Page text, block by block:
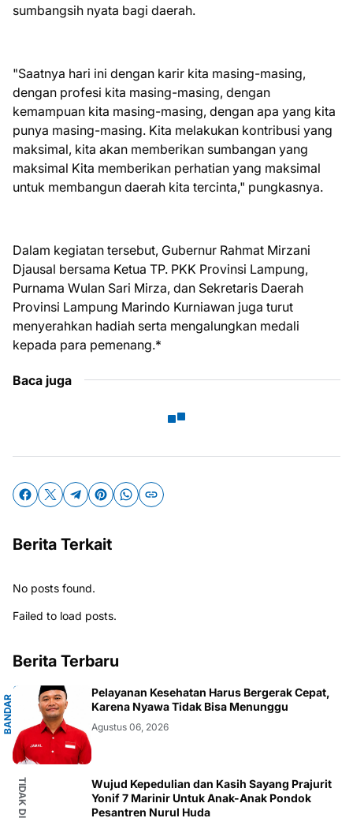
sumbangsih nyata bagi daerah.
"Saatnya hari ini dengan karir kita masing-masing,
dengan profesi kita masing-masing, dengan
kemampuan kita masing-masing, dengan apa yang kita
punya masing-masing. Kita melakukan kontribusi yang
maksimal, kita akan memberikan sumbangan yang
maksimal Kita memberikan perhatian yang maksimal
untuk membangun daerah kita tercinta," pungkasnya.
Dalam kegiatan tersebut, Gubernur Rahmat Mirzani
Djausal bersama Ketua TP. PKK Provinsi Lampung,
Purnama Wulan Sari Mirza, dan Sekretaris Daerah
Provinsi Lampung Marindo Kurniawan juga turut
menyerahkan hadiah serta mengalungkan medali
kepada para pemenang.*
Baca juga
Berita Terkait
No posts found.
Failed to load posts.
Berita Terbaru
B
A
N
D
A
R
L
A
M
P
U
N
Pelayanan Kesehatan Harus Bergerak Cepat,
Karena Nyawa Tidak Bisa Menunggu
Agustus 06, 2026
Wujud Kepedulian dan Kasih Sayang Prajurit
Yonif 7 Marinir Untuk Anak-Anak Pondok
Pesantren Nurul Huda